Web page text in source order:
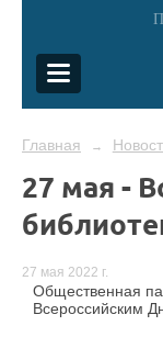
Главная →
27 мая -
27 мая 2022 г.
Общественная
Всероссийским